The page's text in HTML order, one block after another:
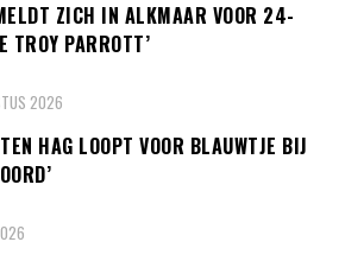
ZICH IN ALKMAAR VOOR 24-
TROY PARROTT’
2026
HAG LOOPT VOOR BLAUWTJE BIJ